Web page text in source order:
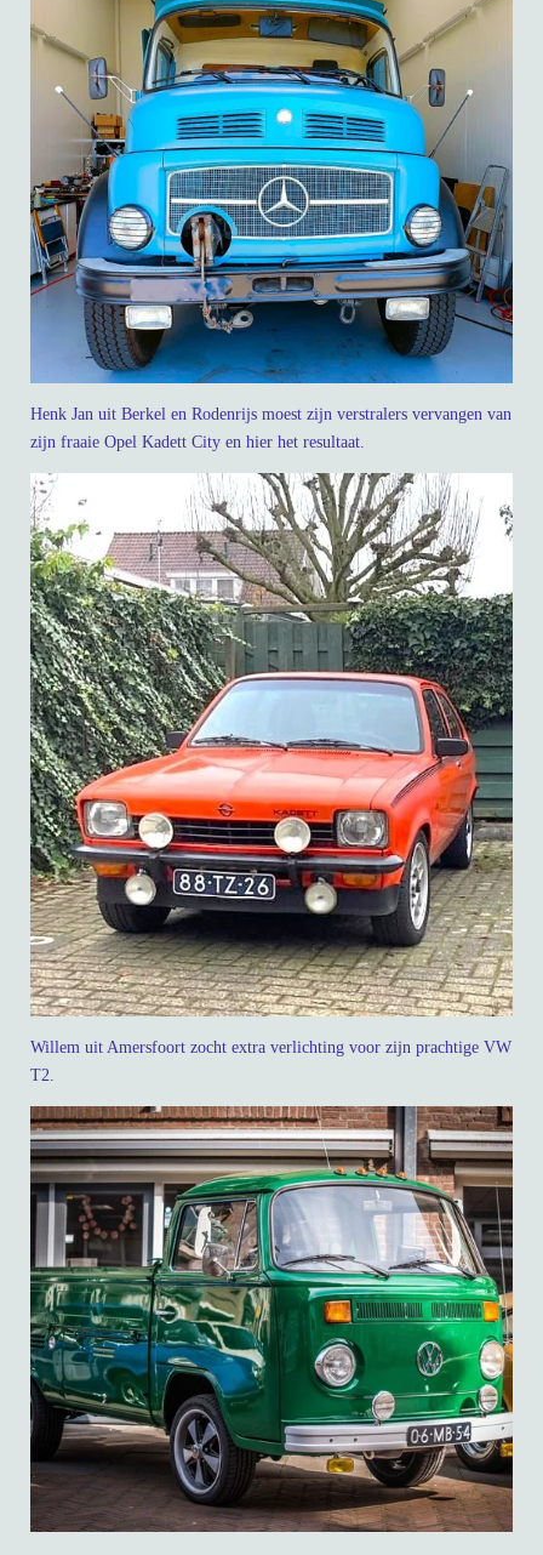
Henk Jan uit Berkel en Rodenrijs moest zijn verstralers vervangen van
zijn fraaie Opel Kadett City en hier het resultaat.
Willem uit Amersfoort zocht extra verlichting voor zijn prachtige VW
T2.